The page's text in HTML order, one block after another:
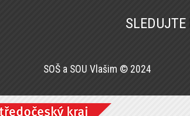
SOŠ a SOU Vlašim © 2024